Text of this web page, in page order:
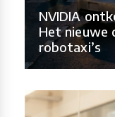
NVIDIA
Het nieuwe
robotaxi’s